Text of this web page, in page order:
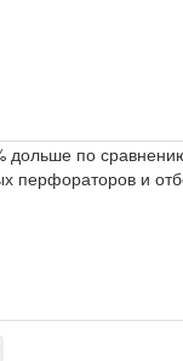
дольше по
перфораторов и